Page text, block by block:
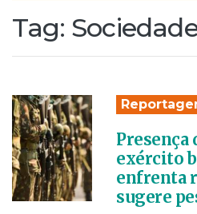
Tag:
Presença
exército
enfrenta
sugere